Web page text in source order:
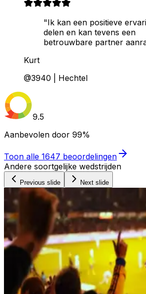
"Ik kan een positieve
delen en kan tevens een
betrouwbare partner
Kurt
@3940 | Hechtel
9.5
Aanbevolen door 99%
Toon alle 1647 beoordelingen
Andere soortgelijke wedstrijden
Previous slide Next slide